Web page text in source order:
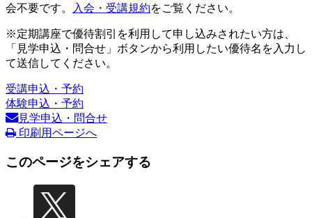
会不要です。
入会・受講規約をご覧ください。
※定期講座で優待割引を利用して申し込みされたい方は、
「見学申込・問合せ」ボタンから利用したい優待名を入力し
て送信してください。
受講申込・予約
体験申込・予約
見学申込・問合せ
印刷用ページへ
このページをシェアする